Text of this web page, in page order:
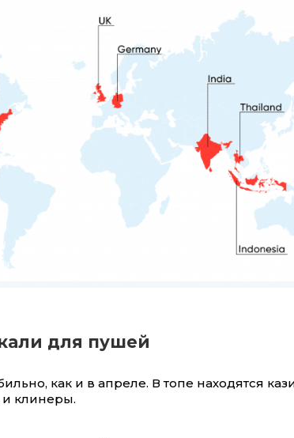
для пушей
как и в апреле. В топе находятся
и клинеры.